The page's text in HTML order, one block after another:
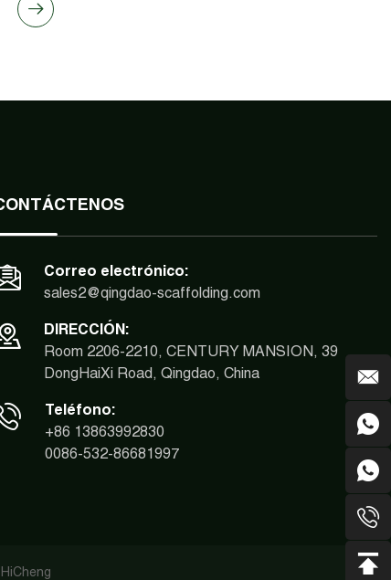
Correo electrónico:
sales2@qingdao-scaffolding.com
DIRECCIÓN:
Room 2206-2210, CENTURY MANSION, 39
DongHaiXi Road, Qingdao, China
Teléfono:
+86 13863992830
0086-532-86681997